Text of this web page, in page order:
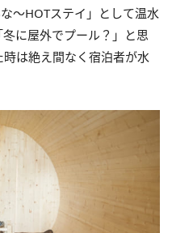
～HOTステイ」として温水
に屋外でプール？」と思
は絶え間なく宿泊者が水